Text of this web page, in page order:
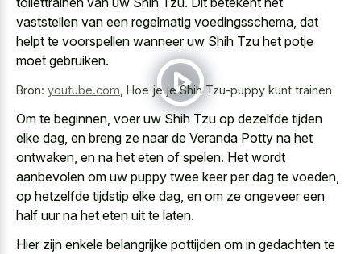
vaststellen van een regelmatig voedingsschema, dat
helpt te voorspellen wanneer uw Shih Tzu het potje
moet gebruiken.
Bron: youtube.com Hoe je je Shih Tzu-puppy kunt trainen
Om te beginnen, voer uw Shih Tzu op dezelfde tijden
elke dag, en breng ze naar de Veranda Potty na het
ontwaken, en na het eten of spelen. Het wordt
aanbevolen om uw puppy twee keer per dag te voeden,
op hetzelfde tijdstip elke dag, en om ze ongeveer een
half uur na het eten uit te laten.
Hier zijn enkele belangrijke pottijden om in gedachten te